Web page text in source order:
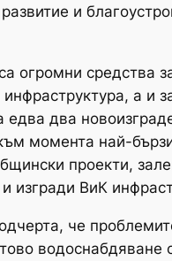
и
огромни средства
а и
два
момента най-
проекти,
изгради ВиК
че